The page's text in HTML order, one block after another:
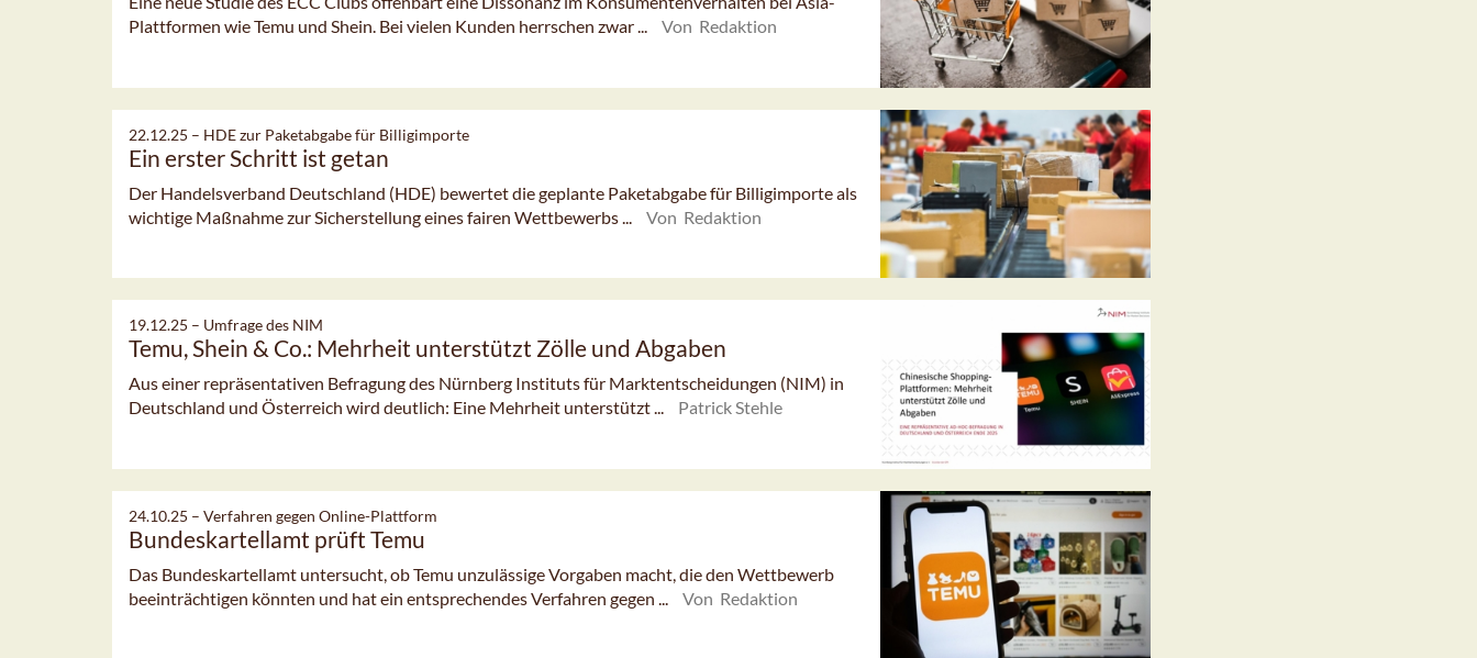
Plattformen wie Temu und Shein. Bei vielen Kunden herrschen zwar ...
Von Redaktion
22.12.25 – HDE zur Paketabgabe für Billigimporte
Ein erster Schritt ist getan
Der Handelsverband Deutschland (HDE) bewertet die geplante Paketabgabe für Billigimporte als
wichtige Maßnahme zur Sicherstellung eines fairen Wettbewerbs ...
Von Redaktion
19.12.25 – Umfrage des NIM
Temu, Shein & Co.: Mehrheit unterstützt Zölle und Abgaben
Aus einer repräsentativen Befragung des Nürnberg Instituts für Marktentscheidungen (NIM) in
Deutschland und Österreich wird deutlich: Eine Mehrheit unterstützt ...
Patrick Stehle
24.10.25 – Verfahren gegen Online-Plattform
Bundeskartellamt prüft Temu
Das Bundeskartellamt untersucht, ob Temu unzulässige Vorgaben macht, die den Wettbewerb
beeinträchtigen könnten und hat ein entsprechendes Verfahren gegen ...
Von Redaktion